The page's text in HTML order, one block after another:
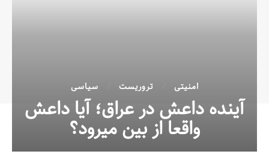
امنیتی تروریست سیاسی
آینده داعش در عراق؛ آیا داعش
واقعا از بین می­رود؟